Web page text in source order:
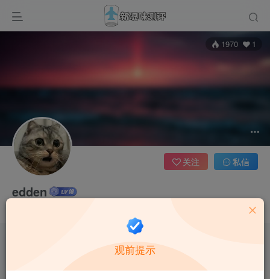
1970 1
edden
关注 私信
本站禁止18岁以下用户访问, 站内每个月还会开启积分活动，详情看论坛内告
观前提示